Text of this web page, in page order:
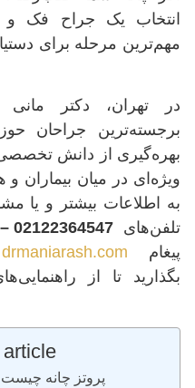
انتخاب یک جراح فک
مهم‌ترین مرحله برای
در تهران، دکتر
برجسته‌ترین جراحان
بهره‌گیری از دانش تخصصی
ویژه‌ای در میان بیماران و
به اطلاعات بیشتر و یا
تلفن‌های 02122364547 – 09197890709
بگذارید تا از
پروتز چانه چیست